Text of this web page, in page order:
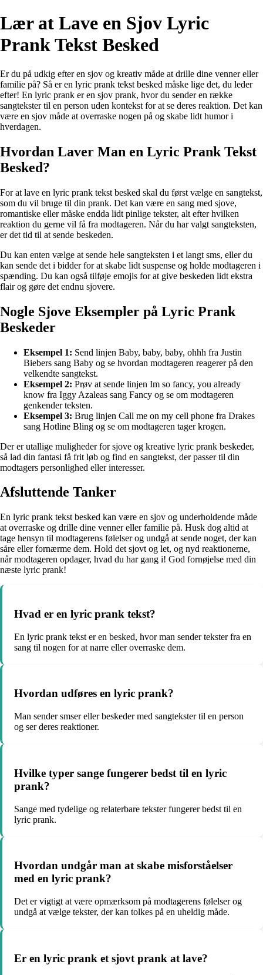
Lær at Lave en Sjov Lyric
Prank Tekst Besked
Er du på udkig efter en sjov og kreativ måde at drille dine venner eller
familie på? Så er en lyric prank tekst besked måske lige det, du leder
efter! En lyric prank er en sjov prank, hvor du sender en række
sangtekster til en person uden kontekst for at se deres reaktion. Det kan
være en sjov måde at overraske nogen på og skabe lidt humor i
hverdagen.
Hvordan Laver Man en Lyric Prank Tekst
Besked?
For at lave en lyric prank tekst besked skal du først vælge en sangtekst,
som du vil bruge til din prank. Det kan være en sang med sjove,
romantiske eller måske endda lidt pinlige tekster, alt efter hvilken
reaktion du gerne vil få fra modtageren. Når du har valgt sangteksten,
er det tid til at sende beskeden.
Du kan enten vælge at sende hele sangteksten i et langt sms, eller du
kan sende det i bidder for at skabe lidt suspense og holde modtageren i
spænding. Du kan også tilføje emojis for at give beskeden lidt ekstra
flair og gøre det endnu sjovere.
Nogle Sjove Eksempler på Lyric Prank
Beskeder
Eksempel 1: Send linjen Baby, baby, baby, ohhh fra Justin
Biebers sang Baby og se hvordan modtageren reagerer på den
velkendte sangtekst.
Eksempel 2: Prøv at sende linjen Im so fancy, you already
know fra Iggy Azaleas sang Fancy og se om modtageren
genkender teksten.
Eksempel 3: Brug linjen Call me on my cell phone fra Drakes
sang Hotline Bling og se om modtageren tager krogen.
Der er utallige muligheder for sjove og kreative lyric prank beskeder,
så lad din fantasi få frit løb og find en sangtekst, der passer til din
modtagers personlighed eller interesser.
Afsluttende Tanker
En lyric prank tekst besked kan være en sjov og underholdende måde
at overraske og drille dine venner eller familie på. Husk dog altid at
tage hensyn til modtagerens følelser og undgå at sende noget, der kan
såre eller fornærme dem. Hold det sjovt og let, og nyd reaktionerne,
når modtageren opdager, hvad du har gang i! God fornøjelse med din
næste lyric prank!
Hvad er en lyric prank tekst?
En lyric prank tekst er en besked, hvor man sender tekster fra en
sang til nogen for at narre eller overraske dem.
Hvordan udføres en lyric prank?
Man sender smser eller beskeder med sangtekster til en person
og ser deres reaktioner.
Hvilke typer sange fungerer bedst til en lyric
prank?
Sange med tydelige og relaterbare tekster fungerer bedst til en
lyric prank.
Hvordan undgår man at skabe misforståelser
med en lyric prank?
Det er vigtigt at være opmærksom på modtagerens følelser og
undgå at vælge tekster, der kan tolkes på en uheldig måde.
Er en lyric prank et sjovt prank at lave?